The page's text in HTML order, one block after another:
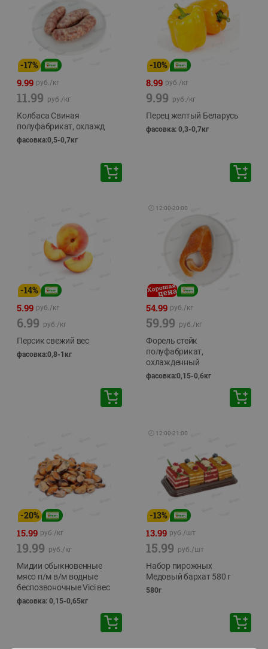
-17%
9.99 руб./кг
11.99 руб./кг
Колбаса Свиная
полуфабрикат, охлажд
фасовка:0,5-0,7кг
-10%
8.99 руб./кг
9.99 руб./кг
Перец желтый Беларусь
фасовка: 0,3-0,7кг
-14%
5.99 руб./кг
6.99 руб./кг
Персик свежий вес
фасовка:0,8-1кг
🕘 12:00-20:00
54.99 руб./кг
59.99 руб./кг
Форель стейк
полуфабрикат,
охлажденный
фасовка:0,15-0,6кг
-20%
15.99 руб./кг
19.99 руб./кг
Мидии обыкновенные
мясо п/м в/м водные
беспозвоночные Vici вес
фасовка: 0,15-0,65кг
🕘 12:00-21:00
-13%
13.99 руб./шт
15.99 руб./шт
Набор пирожных
Медовый бархат 580 г
580г